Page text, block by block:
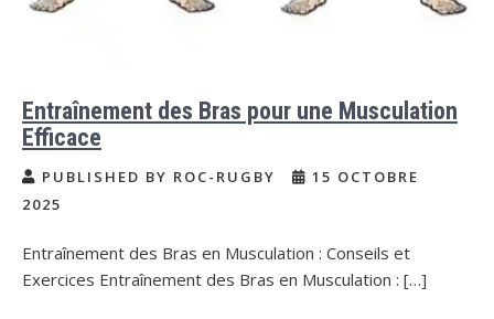
Entraînement des Bras pour une Musculation
Efficace
PUBLISHED BY ROC-RUGBY
15 OCTOBRE
2025
Entraînement des Bras en Musculation : Conseils et
Exercices Entraînement des Bras en Musculation : […]